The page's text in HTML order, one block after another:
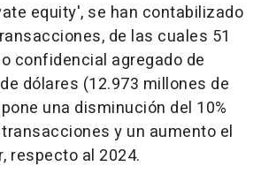
equity', se han contabilizado
de las cuales 51
confidencial agregado de
dólares (12.973 millones de
una disminución del 10%
y un aumento el
respecto al 2024.